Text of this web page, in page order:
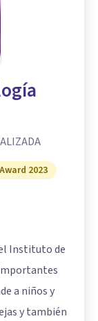
2023
el Instituto de
a niños y
y también